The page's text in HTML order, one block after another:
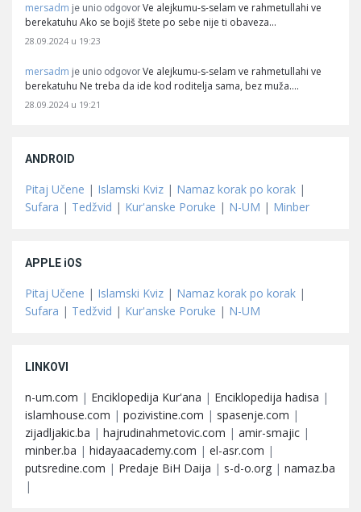
mersadm je unio odgovor Ve alejkumu-s-selam ve rahmetullahi ve
berekatuhu Ako se bojiš štete po sebe nije ti obaveza…
28.09.2024 u 19:23
mersadm je unio odgovor Ve alejkumu-s-selam ve rahmetullahi ve
berekatuhu Ne treba da ide kod roditelja sama, bez muža.…
28.09.2024 u 19:21
ANDROID
Pitaj Učene | Islamski Kviz | Namaz korak po korak |
Sufara | Tedžvid | Kur'anske Poruke | N-UM | Minber
APPLE iOS
Pitaj Učene | Islamski Kviz | Namaz korak po korak |
Sufara | Tedžvid | Kur'anske Poruke | N-UM
LINKOVI
n-um.com | Enciklopedija Kur'ana | Enciklopedija hadisa |
islamhouse.com | pozivistine.com | spasenje.com |
zijadljakic.ba | hajrudinahmetovic.com | amir-smajic |
minber.ba | hidayaacademy.com | el-asr.com |
putsredine.com | Predaje BiH Daija | s-d-o.org | namaz.ba
|